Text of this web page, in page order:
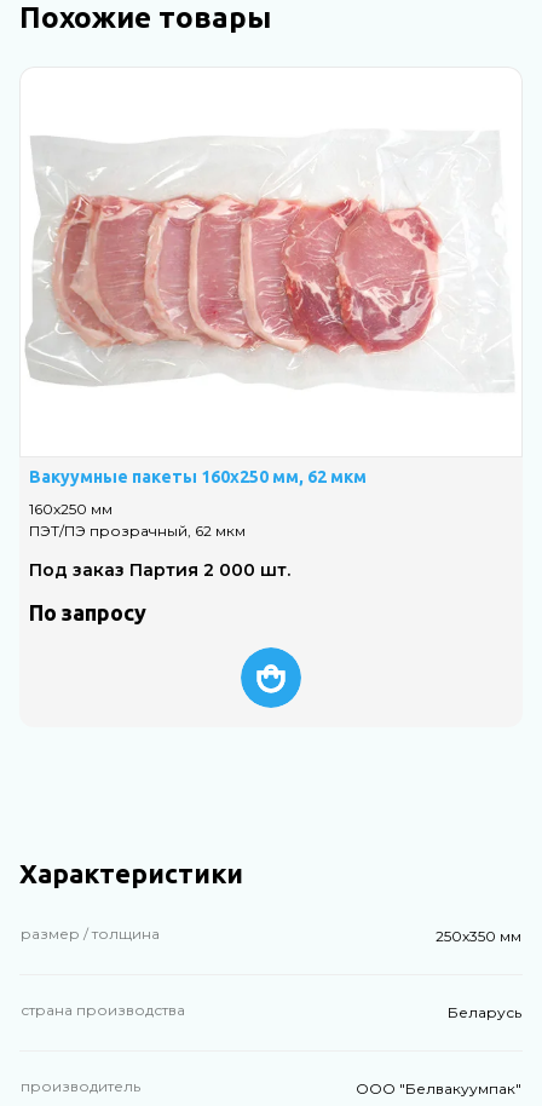
Похожие товары
Вакуумные пакеты 160х250 мм, 62 мкм
160х250 мм
ПЭТ/ПЭ прозрачный, 62 мкм
Под заказ Партия 2 000 шт.
По запросу
Характеристики
размер / толщина 250х350 мм
страна производства Беларусь
производитель ООО "Белвакуумпак"